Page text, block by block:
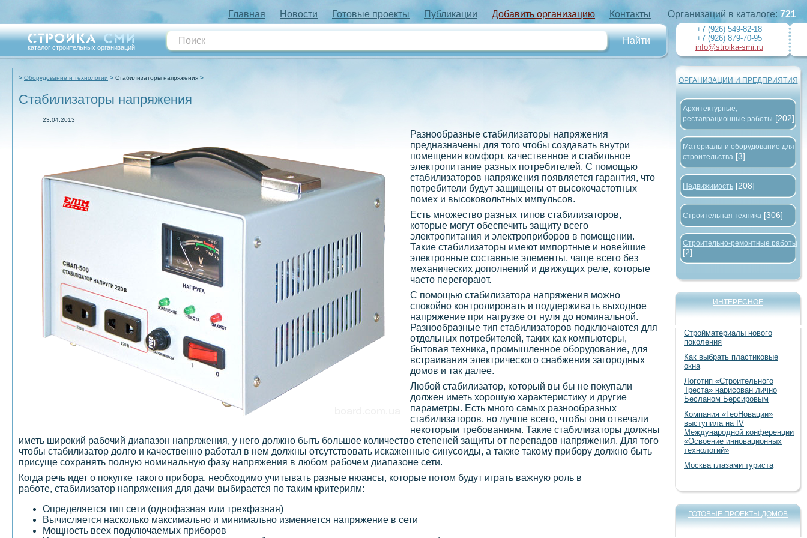
Главная Новости Готовые проекты Публикации Добавить организацию Контакты
каталог строительных организаций
Оборудование и технологии Стабилизаторы напряжения
Стабилизаторы напряжения
23.04.2013
Разнообразные стабилизаторы напряжения
предназначены для того чтобы создавать внутри
помещения комфорт, качественное и стабильное
электропитание разных потребителей. С помощью
стабилизаторов напряжения появляется гарантия, что
потребители будут защищены от высокочастотных
помех и высоковольтных импульсов.
Есть множество разных типов стабилизаторов,
которые могут обеспечить защиту всего
электропитания и электроприборов в помещении.
Такие стабилизаторы имеют импортные и новейшие
электронные составные элементы, чаще всего без
механических дополнений и движущих реле, которые
часто перегорают.
С помощью стабилизатора напряжения можно
спокойно контролировать и поддерживать выходное
напряжение при нагрузке от нуля до номинальной.
Разнообразные тип стабилизаторов подключаются для
отдельных потребителей, таких как компьютеры,
бытовая техника, промышленное оборудование, для
встраивания электрического снабжения загородных
домов и так далее.
Любой стабилизатор, который вы бы не покупали
должен иметь хорошую характеристику и другие
параметры. Есть много самых разнообразных
стабилизаторов, но лучше всего, чтобы они отвечали
некоторым требованиям. Такие стабилизаторы должны
иметь широкий рабочий диапазон напряжения, у него должно быть большое количество степеней защиты от перепадов напряжения. Для того
чтобы стабилизатор долго и качественно работал в нем должны отсутствовать искаженные синусоиды, а также такому прибору должно быть
присуще сохранять полную номинальную фазу напряжения в любом рабочем диапазоне сети.
Когда речь идет о покупке такого прибора, необходимо учитывать разные нюансы, которые потом будут играть важную роль в
работе, стабилизатор напряжения для дачи выбирается по таким критериям:
Определяется тип сети (однофазная или трехфазная)
Вычисляется насколько максимально и минимально изменяется напряжение в сети
Мощность всех подключаемых приборов
Организаций в каталоге: 721
+7 (926) 549-82-18
+7 (926) 879-70-95
info@stroika-smi.ru
ОРГАНИЗАЦИИ И ПРЕДПРИЯТИЯ
Архитектурные,
реставрационные работы [202]
Материалы и оборудование для
строительства [3]
Недвижимость [208]
Строительная техника [306]
Строительно-ремонтные работы
[2]
ИНТЕРЕСНОЕ
Стройматериалы нового
поколения
Как выбрать пластиковые
окна
Логотип «Строительного
Треста» нарисован лично
Бесланом Берсировым
Компания «ГеоНовации»
выступила на IV
Международной конференции
«Освоение инновационных
технологий»
Москва глазами туриста
ГОТОВЫЕ ПРОЕКТЫ ДОМОВ